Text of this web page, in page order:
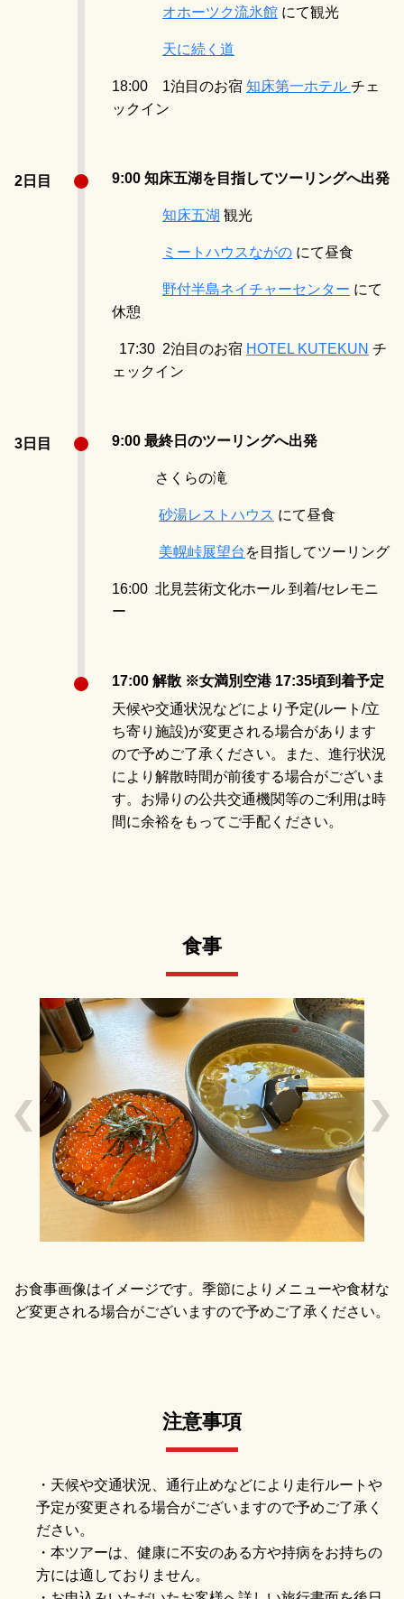
オホーツク流氷館 にて観光
天に続く道
18:00 1泊目のお宿 知床第一ホテル チェ
ックイン
2日目 9:00 知床五湖を目指してツーリングへ出発
知床五湖 観光
ミートハウスながの にて昼食
野付半島ネイチャーセンター にて
休憩
17:30 2泊目のお宿 HOTEL KUTEKUN チ
ェックイン
3日目 9:00 最終日のツーリングへ出発
さくらの滝
砂湯レストハウス にて昼食
美幌峠展望台 を目指してツーリング
16:00 北見芸術文化ホール 到着/セレモニ
ー
17:00 解散 ※女満別空港 17:35頃到着予定
天候や交通状況などにより予定(ルート/立
ち寄り施設)が変更される場合があります
ので予めご了承ください。また、進行状況
により解散時間が前後する場合がございま
す。お帰りの公共交通機関等のご利用は時
間に余裕をもってご手配ください。
食事
お食事画像はイメージです。季節によりメニューや食材な
ど変更される場合がございますので予めご了承ください。
注意事項
・天候や交通状況、通行止めなどにより走行ルートや
予定が変更される場合がございますので予めご了承く
ださい。
・本ツアーは、健康に不安のある方や持病をお持ちの
方には適しておりません。